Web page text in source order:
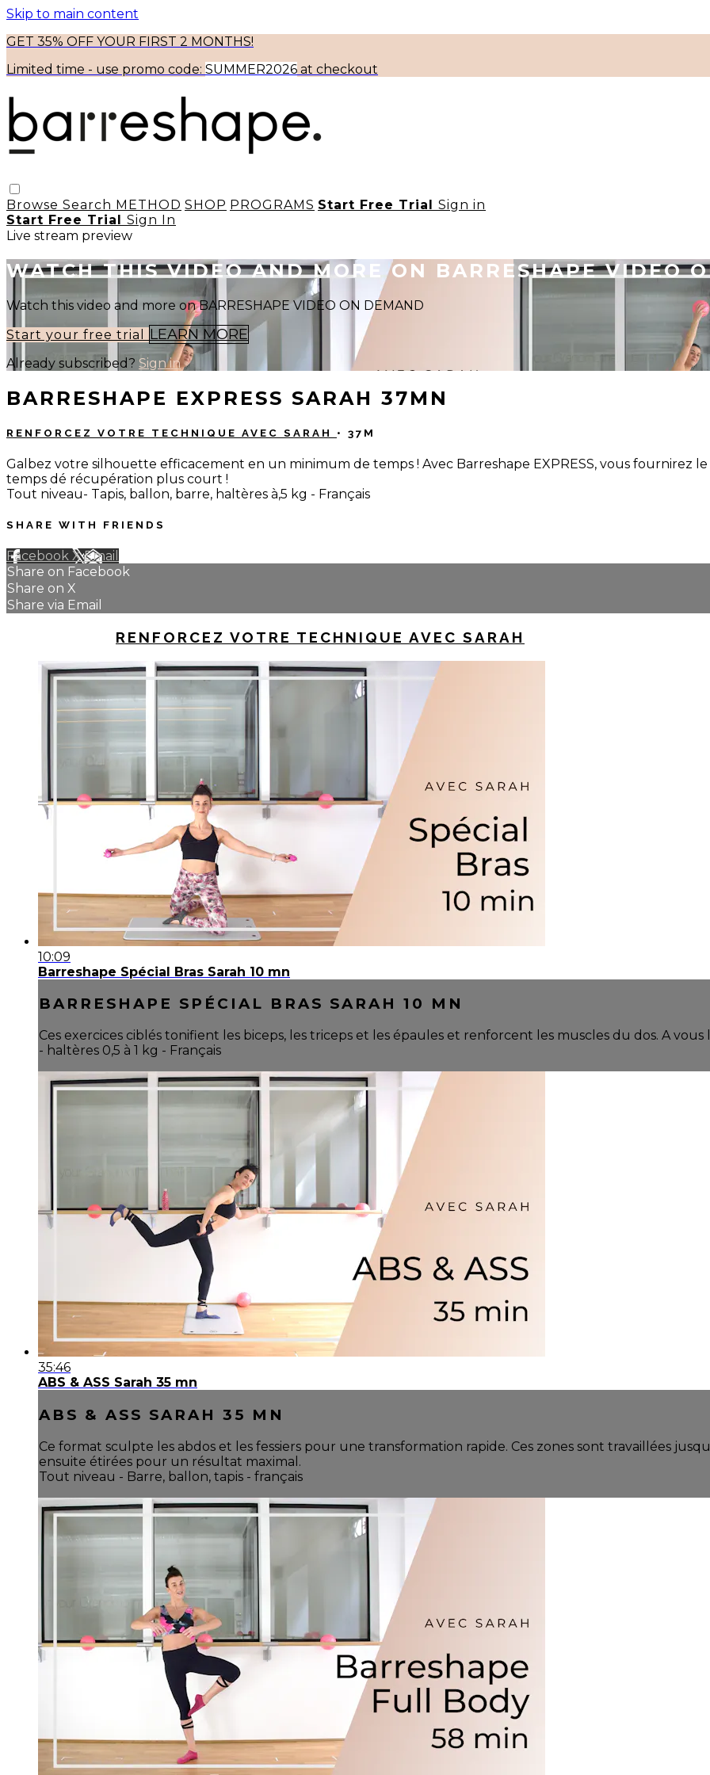
Skip to main content
GET 35% OFF YOUR FIRST 2 MONTHS!
Limited time - use promo code: SUMMER2026 at checkout
Browse Search METHOD SHOP PROGRAMS Start Free Trial Sign in
Start Free Trial Sign In
Live stream preview
WATCH THIS VIDEO AND MORE ON BARRESHAPE VIDEO
Watch this video and more on BARRESHAPE VIDEO ON DEMAND
Start your free trial
LEARN MORE
Already subscribed? Sign in
BARRESHAPE EXPRESS SARAH 37MN
RENFORCEZ VOTRE TECHNIQUE AVEC SARAH • 37M
Galbez votre silhouette efficacement en un minimum de temps ! Avec Barreshape EXPRESS, vous fournirez
temps dé récupération plus court !
Tout niveau- Tapis, ballon, barre, haltères à,5 kg - Français
SHARE WITH FRIENDS
Facebook XEmail
Share on Facebook
Share on X
Share via Email
RENFORCEZ VOTRE TECHNIQUE AVEC SARAH
10:09
Barreshape Spécial Bras Sarah 10 mn
BARRESHAPE SPÉCIAL BRAS SARAH 10 MN
Ces exercices ciblés tonifient les biceps, les triceps et les épaules et renforcent les muscles du dos. A
- haltères 0,5 à 1 kg - Français
35:46
ABS & ASS Sarah 35 mn
ABS & ASS SARAH 35 MN
Ce format sculpte les abdos et les fessiers pour une transformation rapide. Ces zones sont travaillées
ensuite étirées pour un résultat maximal.
Tout niveau - Barre, ballon, tapis - français